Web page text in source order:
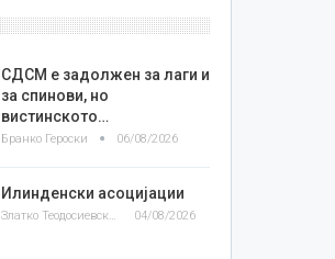
СДСМ е задолжен за лаги и
за спинови, но
вистинското…
Бранко Героски 06/08/2026
Илинденски асоцијации
Златко Теодосиевски 04/08/2026